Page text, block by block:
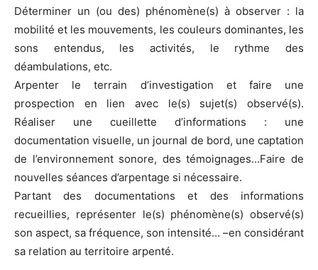
Déterminer un (ou des) phénomène(s) à observer : la
mobilité et les mouvements, les couleurs dominantes, les
sons entendus, les activités, le rythme des
déambulations, etc.
Arpenter le terrain d’investigation et faire une
prospection en lien avec le(s) sujet(s) observé(s).
Réaliser une cueillette d’informations : une
documentation visuelle, un journal de bord, une captation
de l’environnement sonore, des témoignages…Faire de
nouvelles séances d’arpentage si nécessaire.
Partant des documentations et des informations
recueillies, représenter le(s) phénomène(s) observé(s)
son aspect, sa fréquence, son intensité… –en considérant
sa relation au territoire arpenté.